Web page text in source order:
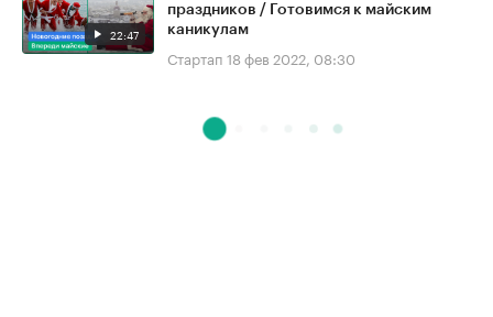
22:47
праздников / Готовимся к майским
каникулам
Стартап 18 фев 2022, 08:30